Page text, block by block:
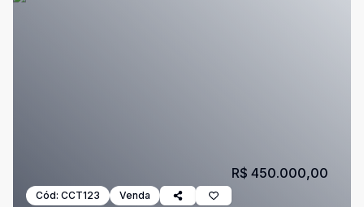
Cód: CCT123 Venda
R$ 450.000,00